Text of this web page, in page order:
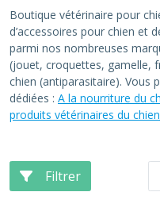
Boutique vétérinaire pour
d’accessoires pour chien et
parmi nos nombreuses
(jouet, croquettes, gamelle,
chien (antiparasitaire). Vous
dédiées : A la nourriture du
produits vétérinaires du chien
Filtrer